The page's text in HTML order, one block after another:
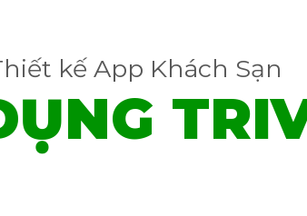
kế App Khách Sạn